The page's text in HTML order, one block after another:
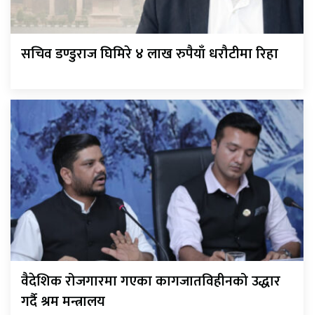
सचिव डण्डुराज घिमिरे ४ लाख रुपैयाँ धरौटीमा रिहा
वैदेशिक रोजगारमा गएका कागजातविहीनको उद्धार
गर्दै श्रम मन्त्रालय